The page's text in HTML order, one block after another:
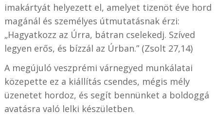
imakártyát helyezett el, amelyet tizenöt éve hord
magánál és személyes útmutatásnak érzi:
„Hagyatkozz az Úrra, bátran cselekedj. Szíved
legyen erős, és bízzál az Úrban.” (Zsolt 27,14)
A megújuló veszprémi várnegyed munkálatai
közepette ez a kiállítás csendes, mégis mély
üzenetet hordoz, és segít bennünket a boldoggá
avatásra való lelki készületben.